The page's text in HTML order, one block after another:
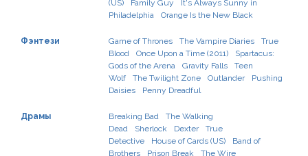
(US)
Family Guy
It's Always Sunny in
Philadelphia
Orange Is the New Black
Фэнтези Game of Thrones The Vampire Diaries
True
Blood
Once Upon a Time (2011)
Spartacus:
Gods of the Arena
Gravity Falls
Teen
Wolf
The Twilight Zone Outlander
Pushing
Daisies
Penny Dreadful
Драмы Breaking Bad
The Walking
Dead
Sherlock Dexter
True
Detective
House of Cards (US)
Band of
Brothers
Prison Break The Wire